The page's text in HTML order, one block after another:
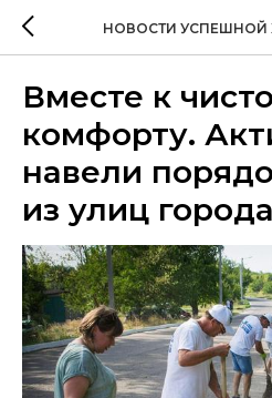
НОВОСТИ
Вместе к
комфорту.
навели
из улиц